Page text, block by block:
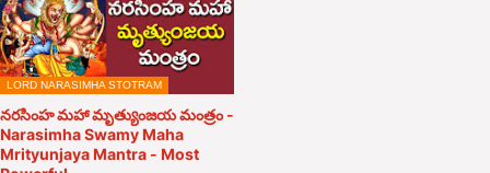
LORD NARASIMHA STOTRAM
నరసింహ మహా మృత్యుంజయ మంత్రం -
Narasimha Swamy Maha
Mrityunjaya Mantra - Most